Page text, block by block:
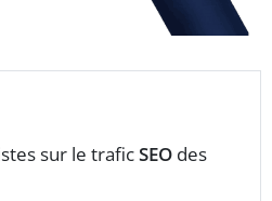
sur le traficSEO des